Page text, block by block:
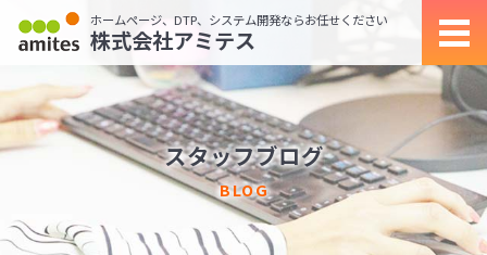
ホームページ、DTP、システム開発ならお任せください
株式会社アミテス
スタッフブログ
BLOG